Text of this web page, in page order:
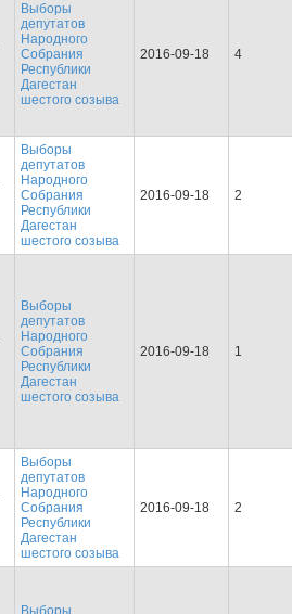
Выборы
депутатов
Народного
Собрания
Республики
Дагестан
шестого созыва
2016-09-18 4
Выборы
депутатов
Народного
Собрания
Республики
Дагестан
шестого созыва
2016-09-18 2
Выборы
депутатов
Народного
Собрания
Республики
Дагестан
шестого созыва
2016-09-18 1
Выборы
депутатов
Народного
Собрания
Республики
Дагестан
шестого созыва
2016-09-18 2
Выборы